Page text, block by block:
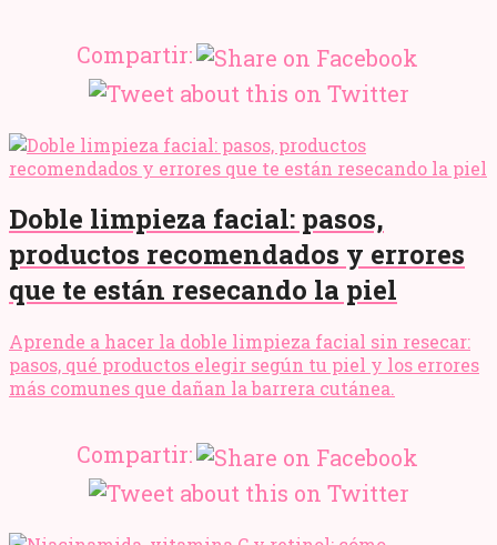
Compartir:
Doble limpieza facial: pasos,
productos recomendados y errores
que te están resecando la piel
Aprende a hacer la doble limpieza facial sin resecar:
pasos, qué productos elegir según tu piel y los errores
más comunes que dañan la barrera cutánea.
Compartir: